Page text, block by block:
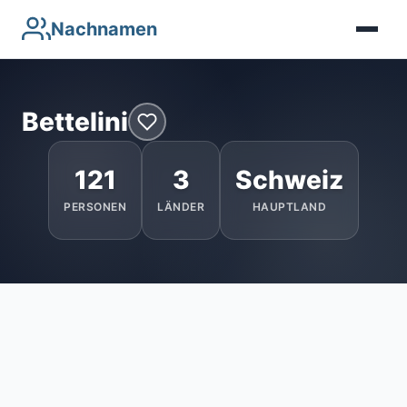
Nachnamen
Bettelini
121
PERSONEN
3
LÄNDER
Schweiz
HAUPTLAND